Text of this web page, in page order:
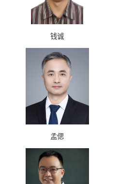
钱诚
孟偲